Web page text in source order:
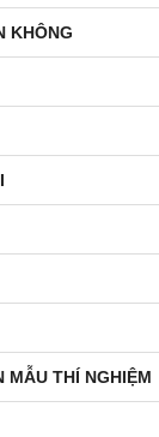
KHÔNG
MẪU THÍ NGHIỆM